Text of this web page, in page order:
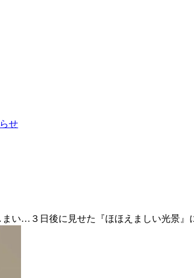
せ
い…３日後に見せた『ほほえましい光景』